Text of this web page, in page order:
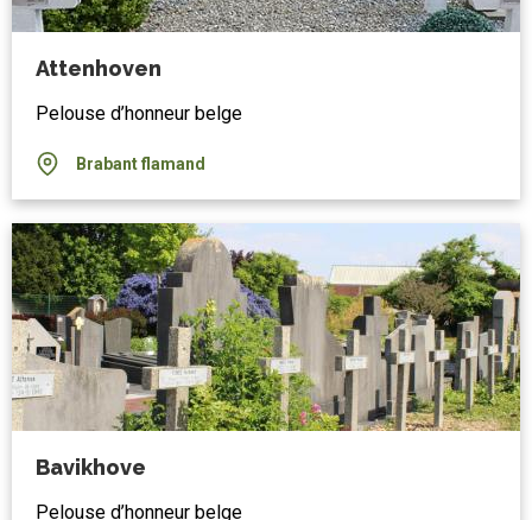
Attenhoven
Pelouse d’honneur belge
Brabant flamand
Bavikhove
Pelouse d’honneur belge